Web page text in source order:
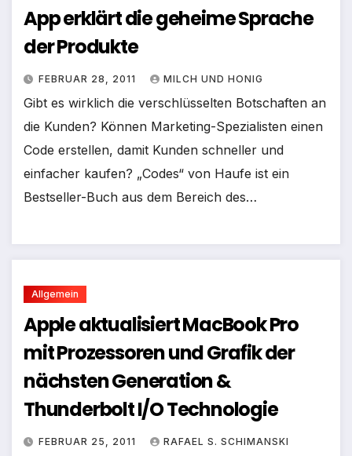
App erklärt die geheime Sprache
der Produkte
FEBRUAR 28, 2011 MILCH UND HONIG
Gibt es wirklich die verschlüsselten Botschaften an
die Kunden? Können Marketing-Spezialisten einen
Code erstellen, damit Kunden schneller und
einfacher kaufen? „Codes“ von Haufe ist ein
Bestseller-Buch aus dem Bereich des…
Allgemein
Apple aktualisiert MacBook Pro
mit Prozessoren und Grafik der
nächsten Generation &
Thunderbolt I/O Technologie
FEBRUAR 25, 2011 RAFAEL S. SCHIMANSKI